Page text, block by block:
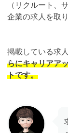
（リクルート、
企業の求人を取
掲載している求
らにキャリアア
トです。